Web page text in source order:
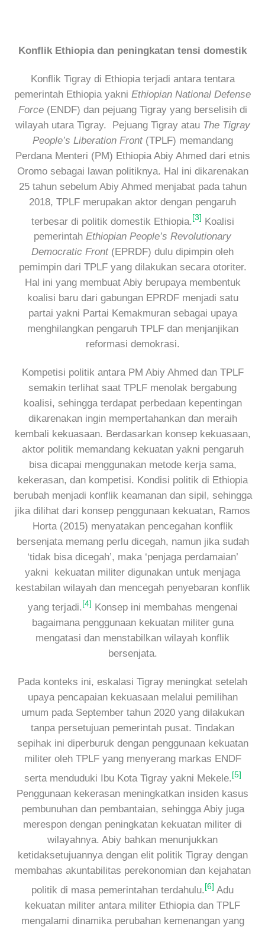
Konflik Ethiopia dan peningkatan tensi domestik
Konflik Tigray di Ethiopia terjadi antara tentara
pemerintah Ethiopia yakni Ethiopian National Defense
Force(ENDF) dan pejuang Tigray yang berselisih di
wilayah utara Tigray. Pejuang Tigray atau The Tigray
People’s Liberation Front(TPLF) memandang
Perdana Menteri (PM) Ethiopia Abiy Ahmed dari etnis
Oromo sebagai lawan politiknya. Hal ini dikarenakan
25 tahun sebelum Abiy Ahmed menjabat pada tahun
2018, TPLF merupakan aktor dengan pengaruh
terbesar di politik domestik Ethiopia. [3] Koalisi
pemerintah Ethiopian People’s Revolutionary
Democratic Front(EPRDF) dulu dipimpin oleh
pemimpin dari TPLF yang dilakukan secara otoriter.
Hal ini yang membuat Abiy berupaya membentuk
koalisi baru dari gabungan EPRDF menjadi satu
partai yakni Partai Kemakmuran sebagai upaya
menghilangkan pengaruh TPLF dan menjanjikan
reformasi demokrasi.
Kompetisi politik antara PM Abiy Ahmed dan TPLF
semakin terlihat saat TPLF menolak bergabung
koalisi, sehingga terdapat perbedaan kepentingan
dikarenakan ingin mempertahankan dan meraih
kembali kekuasaan. Berdasarkan konsep kekuasaan,
aktor politik memandang kekuatan yakni pengaruh
bisa dicapai menggunakan metode kerja sama,
kekerasan, dan kompetisi. Kondisi politik di Ethiopia
berubah menjadi konflik keamanan dan sipil, sehingga
jika dilihat dari konsep penggunaan kekuatan, Ramos
Horta (2015) menyatakan pencegahan konflik
bersenjata memang perlu dicegah, namun jika sudah
‘tidak bisa dicegah’, maka ‘penjaga perdamaian’
yakni kekuatan militer digunakan untuk menjaga
kestabilan wilayah dan mencegah penyebaran konflik
yang terjadi.[4] Konsep ini membahas mengenai
bagaimana penggunaan kekuatan militer guna
mengatasi dan menstabilkan wilayah konflik
bersenjata.
Pada konteks ini, eskalasi Tigray meningkat setelah
upaya pencapaian kekuasaan melalui pemilihan
umum pada September tahun 2020 yang dilakukan
tanpa persetujuan pemerintah pusat. Tindakan
sepihak ini diperburuk dengan penggunaan kekuatan
militer oleh TPLF yang menyerang markas ENDF
serta menduduki Ibu Kota Tigray yakni Mekele.[5]
Penggunaan kekerasan meningkatkan insiden kasus
pembunuhan dan pembantaian, sehingga Abiy juga
merespon dengan peningkatan kekuatan militer di
wilayahnya. Abiy bahkan menunjukkan
ketidaksetujuannya dengan elit politik Tigray dengan
membahas akuntabilitas perekonomian dan kejahatan
politik di masa pemerintahan terdahulu.[6] Adu
kekuatan militer antara militer Ethiopia dan TPLF
mengalami dinamika perubahan kemenangan yang